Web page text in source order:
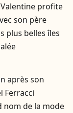
profite
son père
plus belles îles
après son
Ferracci
nom de la mode